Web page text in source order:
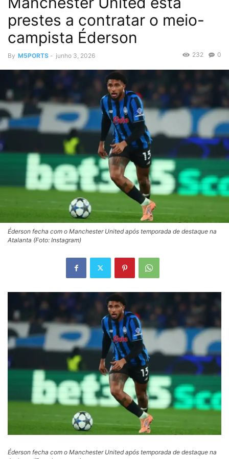
prestes a contratar o meio-
campista Éderson
By M5PORTS - junho 3, 2026 0
232
Éderson fecha com o Manchester United após temporada de destaque na
Atalanta (Foto: Instagram)
Éderson fecha com o Manchester United após temporada de destaque na